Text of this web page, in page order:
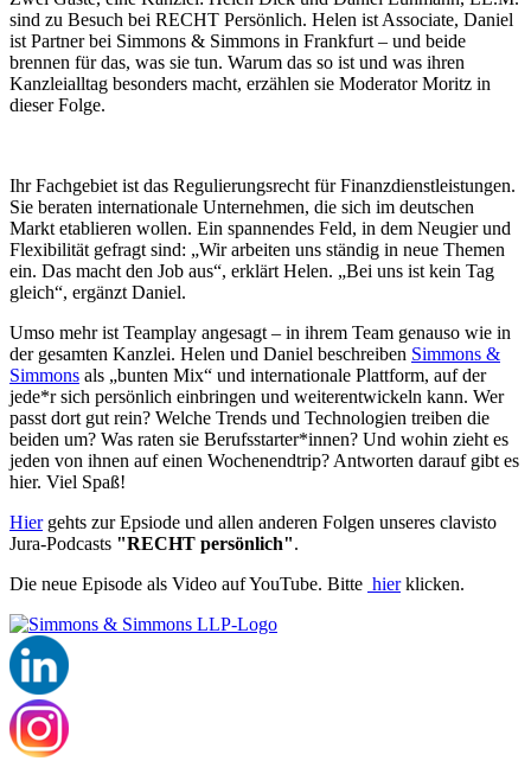
sind zu Besuch bei RECHT Persönlich. Helen ist Associate, Daniel
ist Partner bei ⁠Simmons & Simmons⁠ in Frankfurt – und beide
brennen für das, was sie tun. Warum das so ist und was ihren
Kanzleialltag besonders macht, erzählen sie Moderator Moritz in
dieser Folge.
Ihr Fachgebiet ist das Regulierungsrecht für Finanzdienstleistungen.
Sie beraten internationale Unternehmen, die sich im deutschen
Markt etablieren wollen. Ein spannendes Feld, in dem Neugier und
Flexibilität gefragt sind: „Wir arbeiten uns ständig in neue Themen
ein. Das macht den Job aus“, erklärt Helen. „Bei uns ist kein Tag
gleich“, ergänzt Daniel.
Umso mehr ist Teamplay angesagt – in ihrem Team genauso wie in
der gesamten Kanzlei. Helen und Daniel beschreiben Simmons &
Simmons als „bunten Mix“ und internationale Plattform, auf der
jede*r sich persönlich einbringen und weiterentwickeln kann. Wer
passt dort gut rein? Welche Trends und Technologien treiben die
beiden um? Was raten sie Berufsstarter*innen? Und wohin zieht es
jeden von ihnen auf einen Wochenendtrip? Antworten darauf gibt es
hier. Viel Spaß!
Hiergehts zur Epsiode und allen anderen Folgen unseres clavisto
Jura-Podcasts "RECHT persönlich".
Die neue Episode als Video auf YouTube. Bitte hierklicken.